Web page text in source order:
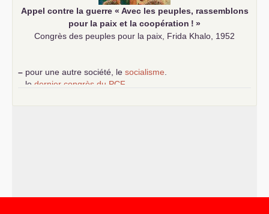
Appel contre la guerre « Avec les peuples, rassemblons
pour la paix et la coopération ! »
Congrès des peuples pour la paix, Frida Khalo, 1952
– pour une autre société, le socialisme
le dernier congrès du PCF